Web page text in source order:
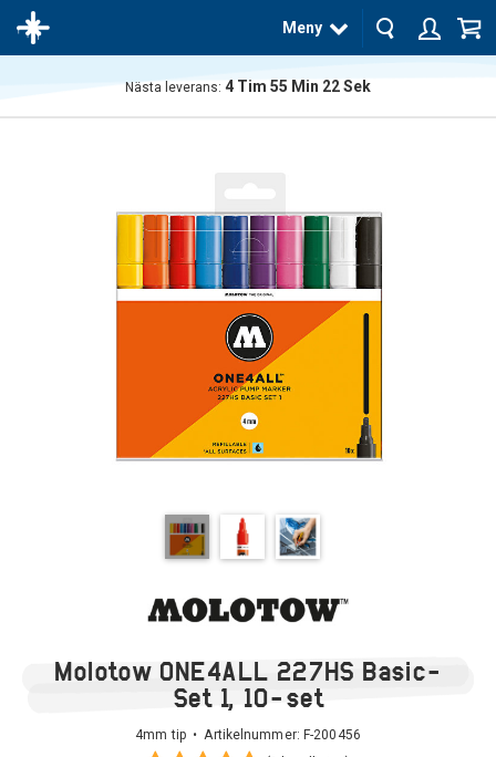
Meny
Nästa leverans: 4 Tim 55 Min 21Sek
Molotow ONE4ALL 227HS Basic-
Set 1, 10-set
4mm tip • Artikelnummer: F-200456